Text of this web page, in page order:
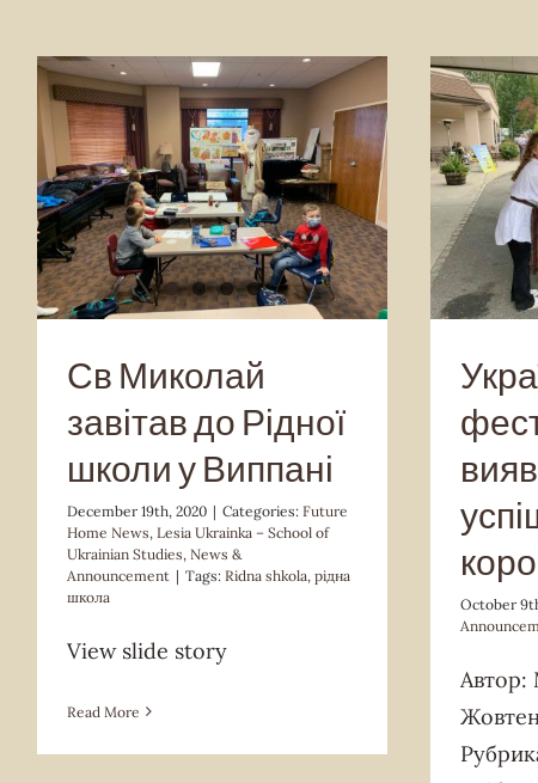
Future Home News Lesia Ukrainka –
School of Ukrainian Studies News &
Announcement
Св Миколай
завітав до Рідної
школи у Виппані
December 19th, 2020 | Categories: Future
Home News, Lesia Ukrainka – School of
Ukrainian Studies, News &
Announcement | Tags: Ridna shkola, рідна
школа
View slide story
Read More
News &
October
Автор: